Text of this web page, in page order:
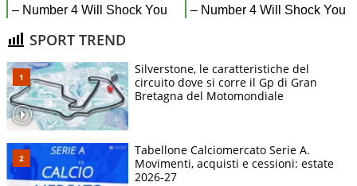
SPORT TREND
Silverstone, le caratteristiche del
circuito dove si corre il Gp di Gran
Bretagna del Motomondiale
Tabellone Calciomercato Serie A.
Movimenti, acquisti e cessioni: estate
2026-27